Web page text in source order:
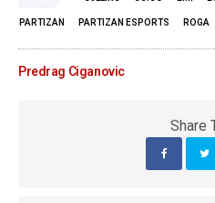
PARTIZAN PARTIZAN ESPORTS ROGA
Predrag Ciganovic
Share